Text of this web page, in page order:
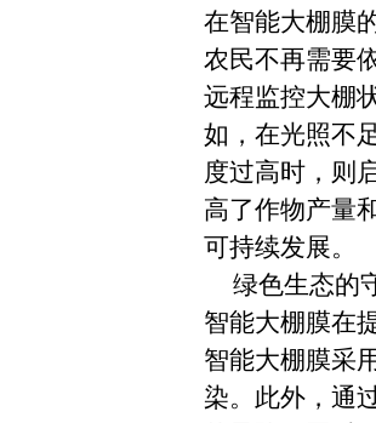
在智能大棚膜
农民不再需要
远程监控大棚
如，在光照不
度过高时，则
高了作物产量
可持续发展。
绿色生态的
智能大棚膜在
智能大棚膜采
染。此外，通